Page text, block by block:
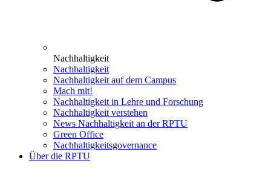
Nachhaltigkeit
Nachhaltigkeit
Nachhaltigkeit auf dem Campus
Mach mit!
Nachhaltigkeit in Lehre und Forschung
Nachhaltigkeit verstehen
News Nachhaltigkeit an der RPTU
Green Office
Nachhaltigkeitsgovernance
Über die RPTU